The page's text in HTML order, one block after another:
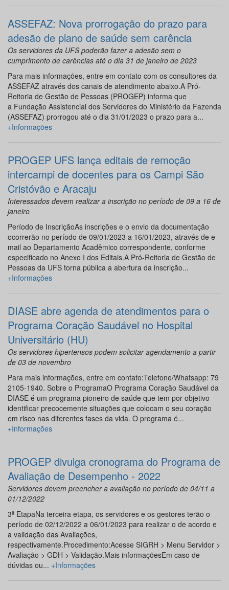
ASSEFAZ: Nova prorrogação do prazo para
adesão de plano de saúde sem carência
Os servidores da UFS poderão fazer a adesão sem o
cumprimento de carências até o dia 31 de janeiro de 2023
Para mais informações, entre em contato com os consultores da
ASSEFAZ através dos canais de atendimento abaixo.A Pró-
Reitoria de Gestão de Pessoas (PROGEP) informa que
a Fundação Assistencial dos Servidores do Ministério da Fazenda
(ASSEFAZ) prorrogou até o dia 31/01/2023 o prazo para a...
+Informações
PROGEP UFS lança editais de remoção
intercampi de docentes para os Campi São
Cristóvão e Aracaju
Interessados devem realizar a inscrição no período de 09 a 16 de
janeiro
Período de InscriçãoAs inscrições e o envio da documentação
ocorrerão no período de 09/01/2023 a 16/01/2023, através de e-
mail ao Departamento Acadêmico correspondente, conforme
especificado no Anexo I dos Editais.A Pró-Reitoria de Gestão de
Pessoas da UFS torna pública a abertura da inscrição...
+Informações
DIASE abre agenda de atendimentos para o
Programa Coração Saudável no Hospital
Universitário (HU)
Os servidores hipertensos podem solicitar agendamento a partir
de 03 de novembro
Para mais informações, entre em contato:Telefone/Whatsapp: 79
2105-1940. Sobre o ProgramaO Programa Coração Saudável da
DIASE é um programa pioneiro de saúde que tem por objetivo
identificar precocemente situações que colocam o seu coração
em risco nas diferentes fases da vida. O programa é...
+Informações
PROGEP divulga cronograma do Programa de
Avaliação de Desempenho - 2022
Servidores devem preencher a avaliação no período de 04/11 a
01/12/2022
3ª EtapaNa terceira etapa, os servidores e os gestores terão o
período de 02/12/2022 a 06/01/2023 para realizar o de acordo e
a validação das Avaliações,
respectivamente.Procedimento:Acesse SIGRH > Menu Servidor >
Avaliação > GDH > Validação.Mais informaçõesEm caso de
dúvidas ou... +Informações